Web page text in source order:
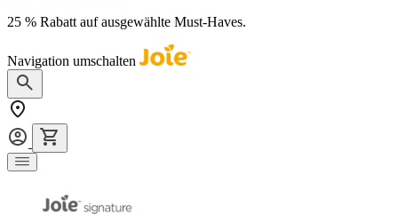
25 % Rabatt auf ausgewählte Must-Haves.
Navigation umschalten